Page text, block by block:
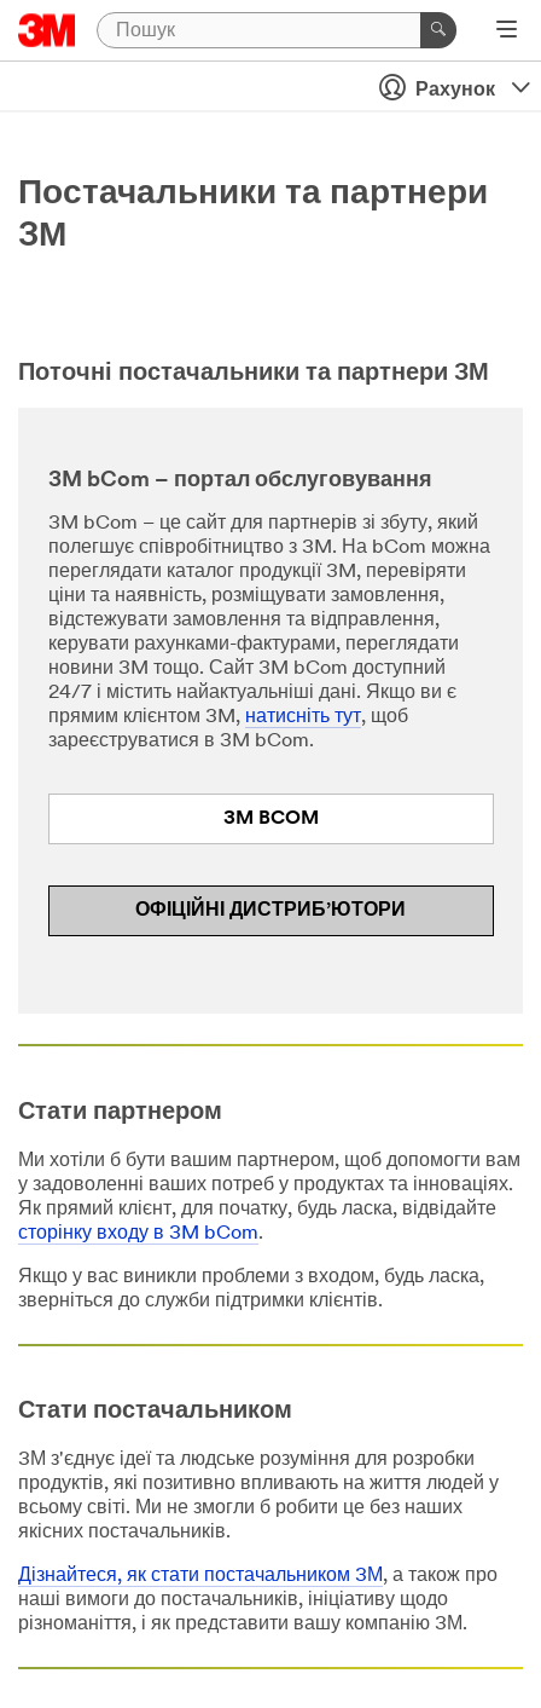
Рахунок
Постачальники та партнери
3М
Поточні постачальники та партнери 3М
3M bCom – портал обслуговування
3M bCom – це сайт для партнерів зі збуту, який
полегшує співробітництво з 3M. На bCom можна
переглядати каталог продукції 3M, перевіряти
ціни та наявність, розміщувати замовлення,
відстежувати замовлення та відправлення,
керувати рахунками-фактурами, переглядати
новини 3M тощо. Сайт 3M bCom доступний
24/7 і містить найактуальніші дані. Якщо ви є
прямим клієнтом 3M, натисніть тут, щоб
зареєструватися в 3M bCom.
3M BCOM
ОФІЦІЙНІ ДИСТРИБ’ЮТОРИ
Стати партнером
Ми хотіли б бути вашим партнером, щоб допомогти вам
у задоволенні ваших потреб у продуктах та інноваціях.
Як прямий клієнт, для початку, будь ласка, відвідайте
сторінку входу в 3M bCom.
Якщо у вас виникли проблеми з входом, будь ласка,
зверніться до служби підтримки клієнтів.
Стати постачальником
3М з'єднує ідеї та людське розуміння для розробки
продуктів, які позитивно впливають на життя людей у
всьому світі. Ми не змогли б робити це без наших
якісних постачальників.
Дізнайтеся, як стати постачальником 3М, а також про
наші вимоги до постачальників, ініціативу щодо
різноманіття, і як представити вашу компанію 3М.